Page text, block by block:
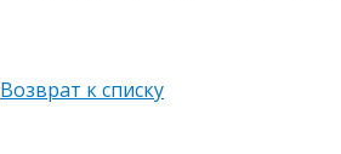
Возврат к списку